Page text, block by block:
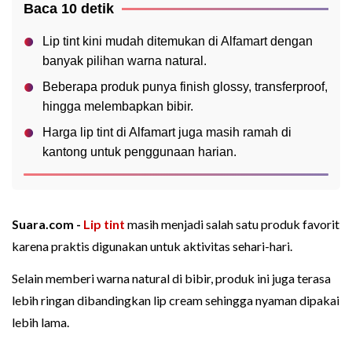
Baca 10 detik
Lip tint kini mudah ditemukan di Alfamart dengan
banyak pilihan warna natural.
Beberapa produk punya finish glossy, transferproof,
hingga melembapkan bibir.
Harga lip tint di Alfamart juga masih ramah di
kantong untuk penggunaan harian.
Suara.com - Lip tint masih menjadi salah satu produk favorit
karena praktis digunakan untuk aktivitas sehari-hari.
Selain memberi warna natural di bibir, produk ini juga terasa
lebih ringan dibandingkan lip cream sehingga nyaman dipakai
lebih lama.